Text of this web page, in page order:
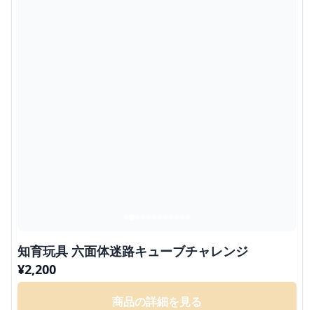
知育玩具 六面体迷路キューブチャレンジ
¥2,200
商品の詳細を見る